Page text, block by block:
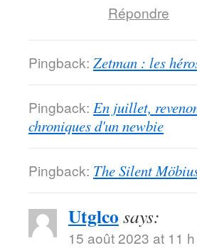
Répondre
Pingback: Zetman : les
Pingback: En juillet,
chroniques d'un newbie
Pingback: The Silent
Utglco says:
15 août 2023 at 11